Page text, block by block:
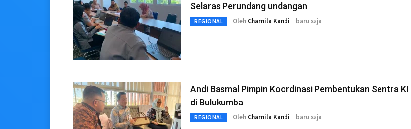
Selaras Perundang undangan
REGIONAL Oleh Charnila Kandi baru saja
Andi Basmal Pimpin Koordinasi Pembentukan Sentra KI
di Bulukumba
REGIONAL Oleh Charnila Kandi baru saja